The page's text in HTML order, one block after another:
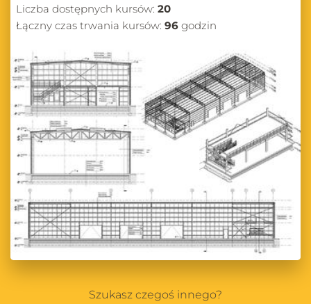
Liczba dostępnych kursów: 20
Łączny czas trwania kursów: 96 godzin
Szukasz czegoś innego?